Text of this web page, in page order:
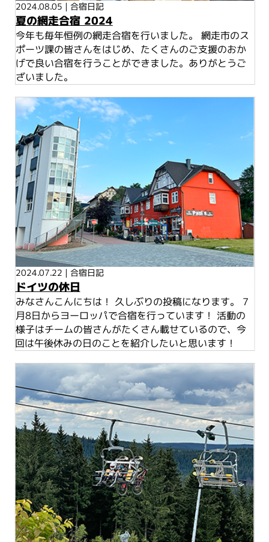
2024.08.05 | 合宿日記
夏の網走合宿 2024
今年も毎年恒例の網走合宿を行いました。 網走市のス
ポーツ課の皆さんをはじめ、たくさんのご支援のおか
げで良い合宿を行うことができました。ありがとうご
ざいました。
2024.07.22 | 合宿日記
ドイツの休日
みなさんこんにちは！ 久しぶりの投稿になります。 7
月8日からヨーロッパで合宿を行っています！ 活動の
様子はチームの皆さんがたくさん載せているので、今
回は午後休みの日のことを紹介したいと思います！